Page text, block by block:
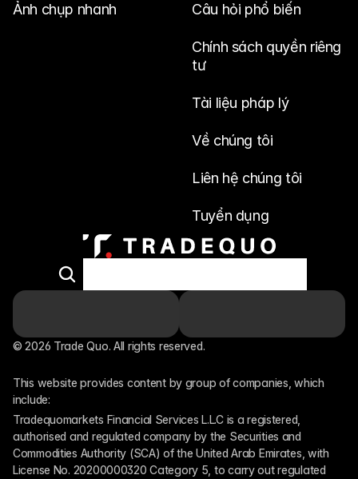
Ảnh chụp nhanh Câu hỏi phổ biến
Chính sách quyền riêng
tư
Tài liệu pháp lý
Về chúng tôi
Liên hệ chúng tôi
Tuyển dụng
© 2026 Trade Quo. All rights reserved.
This website provides content by group of companies, which
include:
Tradequomarkets Financial Services L.L.C is a registered,
authorised and regulated company by the Securities and
Commodities Authority (SCA) of the United Arab Emirates, with
License No. 20200000320 Category 5, to carry out regulated